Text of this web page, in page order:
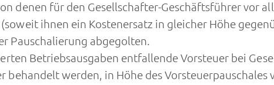
denen für den Gesellschafter-Geschäftsführer vor
ihnen ein Kostenersatz in gleicher Höhe
Pauschalierung abgegolten.
Betriebsausgaben entfallende Vorsteuer bei
werden, in Höhe des Vorsteuerpauschales